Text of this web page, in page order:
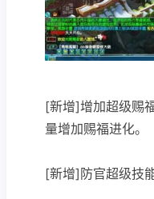
[新增]增加超级赐
量增加赐福进化。
[新增]防官超级技